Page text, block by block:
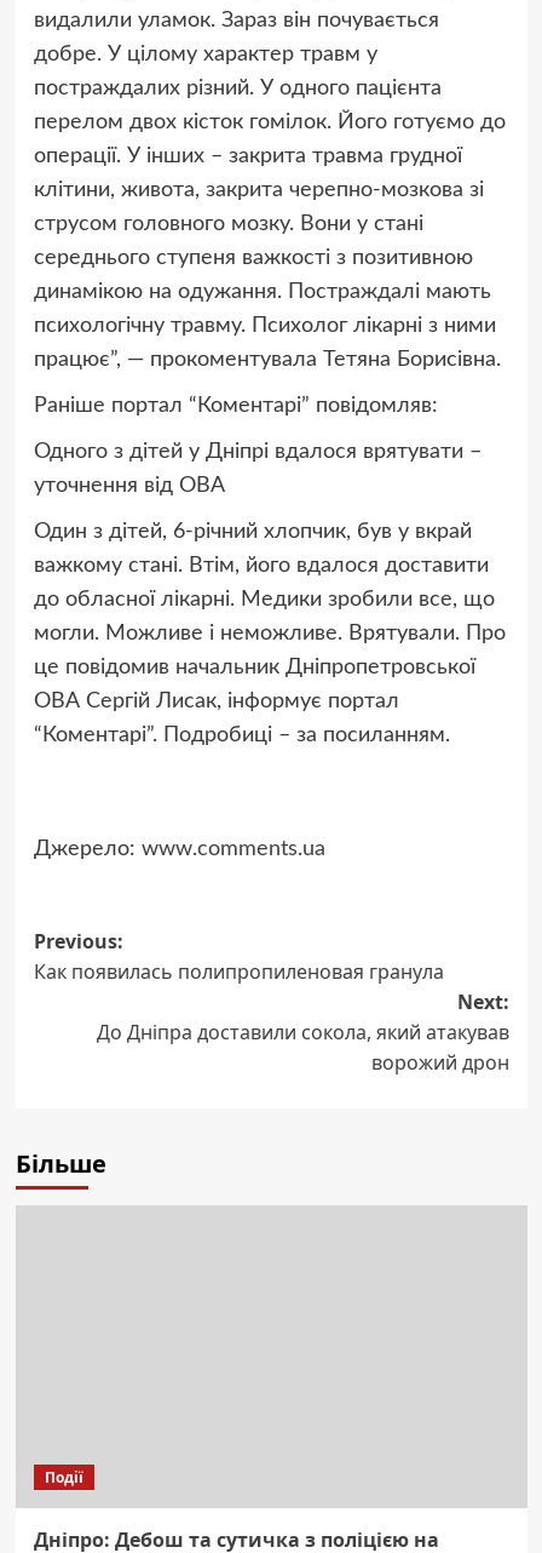
видалили уламок. Зараз він почувається
добре. У цілому характер травм у
постраждалих різний. У одного пацієнта
перелом двох кісток гомілок. Його готуємо до
операції. У інших – закрита травма грудної
клітини, живота, закрита черепно-мозкова зі
струсом головного мозку. Вони у стані
середнього ступеня важкості з позитивною
динамікою на одужання. Постраждалі мають
психологічну травму. Психолог лікарні з ними
працює”, — прокоментувала Тетяна Борисівна.
Раніше портал “Коментарі” повідомляв:
Одного з дітей у Дніпрі вдалося врятувати –
уточнення від ОВА
Один з дітей, 6-річний хлопчик, був у вкрай
важкому стані. Втім, його вдалося доставити
до обласної лікарні. Медики зробили все, що
могли. Можливе і неможливе. Врятували. Про
це повідомив начальник Дніпропетровської
ОВА Сергій Лисак, інформує портал
“Коментарі”. Подробиці – за посиланням.
Джерело: www.comments.ua
Post
navigation
Previous:
Как появилась полипропиленовая гранула
Next:
До Дніпра доставили сокола, який атакував
ворожий дрон
Більше
Події
Дніпро: Дебош та сутичка з поліцією на